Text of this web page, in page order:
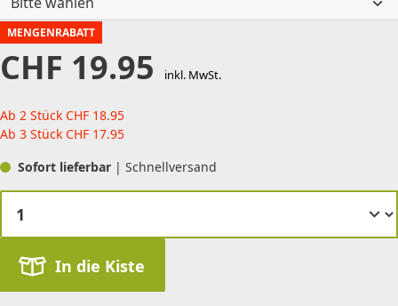
MENGENRABATT
CHF 19.95 inkl. MwSt.
Ab 2 Stück CHF 18.95
Ab 3 Stück CHF 17.95
Sofort lieferbar | Schnellversand
In die Kiste